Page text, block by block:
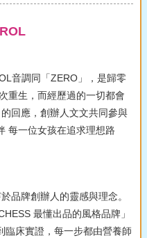
音調同「ZERO」，是歸零
重生，而經歷過的一切都會
回應，創辦人文文共同參與
每一位女孩在追求理想路
品牌創辦人的靈感與理念。
最懂出品的風格品牌」
臨床實證，每一步都由營養師